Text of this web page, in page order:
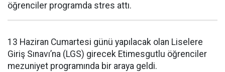
öğrenciler programda stres attı.
13 Haziran Cumartesi günü yapılacak olan Liselere
Giriş Sınavı’na (LGS) girecek Etimesgutlu öğrenciler
mezuniyet programında bir araya geldi.